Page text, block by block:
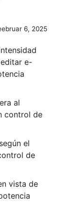
6, 2025
e-
al
control de
el
de
vista de